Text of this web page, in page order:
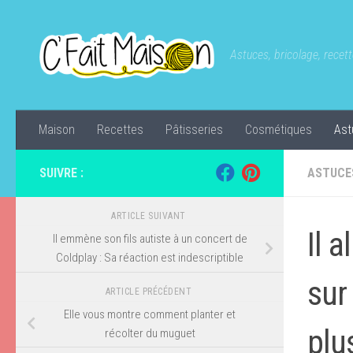
Astuces, bricolage,
Maison Recettes Pâtisseries Cosmétiques
Il
SUIVRE :
ARTICLE SUIVANT
Il emmène son fils autiste à un concert de
Coldplay : Sa réaction est indescriptible
ARTICLE PRÉCÉDENT
Elle vous montre comment planter et
récolter du muguet